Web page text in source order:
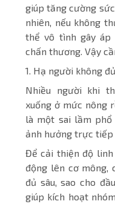
giúp tăng cường
nhiên, nếu không
thể vô tình gây áp
chấn thương. Vậy
1. Hạ người không
Nhiều người khi
xuống ở mức nông
là một sai lầm
ảnh hưởng trực tiếp
Để cải thiện độ linh
động lên cơ mông,
đủ sâu, sao cho
giúp kích hoạt